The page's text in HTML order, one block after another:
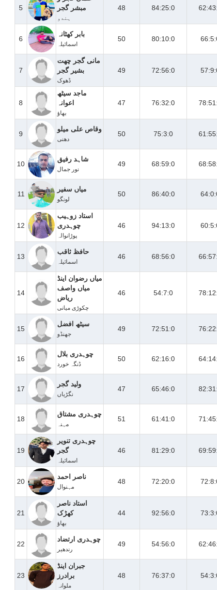
5
مبشر گجر
ہندو
48 84:25:0
6
بابر کھٹانہ
اسمائیلہ
50 80:10:0
7
مانی گجر چھت
بشیر گجر
ڈھوک
49 72:56:0
8
ماجد سیٹھ
اعوانہ
بھاؤ
47 76:32:0
9
وقاص علی میلو
دھنی
50 75:3:0
10
شاہد رفیق
نور جمال
49 68:59:0
11
میاں سفیر
لونگو
50 86:40:0
12
استاد زوہیب
چوہدری
پوڑانوالہ
46 94:13:0
13
حافظ ثاقب
اسمائیلہ
46 68:56:0
14
میاں رضوان اینڈ
میاں واصف
ریاض
چکوڑی میانی
46 54:7:0
15
سیٹھ افضل
جھنڈو
49 72:51:0
16
چوہدری بلال
ڈنگہ خورد
50 62:16:0
17
ولید گجر
نگڑیاں
47 65:46:0
18
چوہدری مشتاق
مہنہ
51 61:41:0
19
چوہدری تنویر
گجر
اسمائیلہ
46 81:29:0
20
ناصر احمد
مہنوال
48 72:20:0
21
استاد ناصر
کھڑک
بھاؤ
44 92:56:0
22
چوہدری ارتضاد
رندھیر
49 54:56:0
23
جبران اینڈ
برادرز
ملوانہ
48 76:37:0